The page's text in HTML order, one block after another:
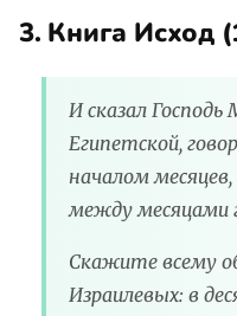
3. Книга Исход
И сказал
Египетской,
началом
между месяцами
Скажите всему
Израилевых: в